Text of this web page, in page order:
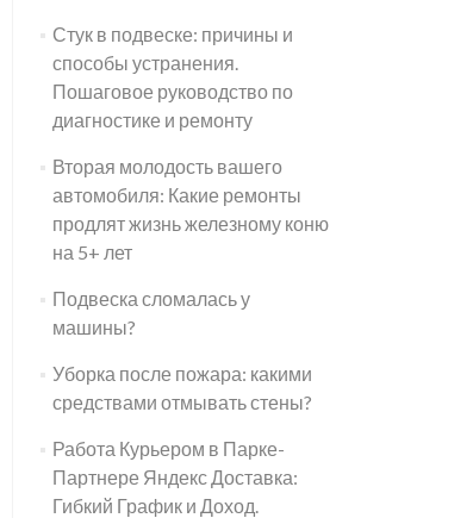
Стук в подвеске: причины и
способы устранения.
Пошаговое руководство по
диагностике и ремонту
Вторая молодость вашего
автомобиля: Какие ремонты
продлят жизнь железному коню
на 5+ лет
Подвеска сломалась у
машины?
Уборка после пожара: какими
средствами отмывать стены?
Работа Курьером в Парке-
Партнере Яндекс Доставка:
Гибкий График и Доход.